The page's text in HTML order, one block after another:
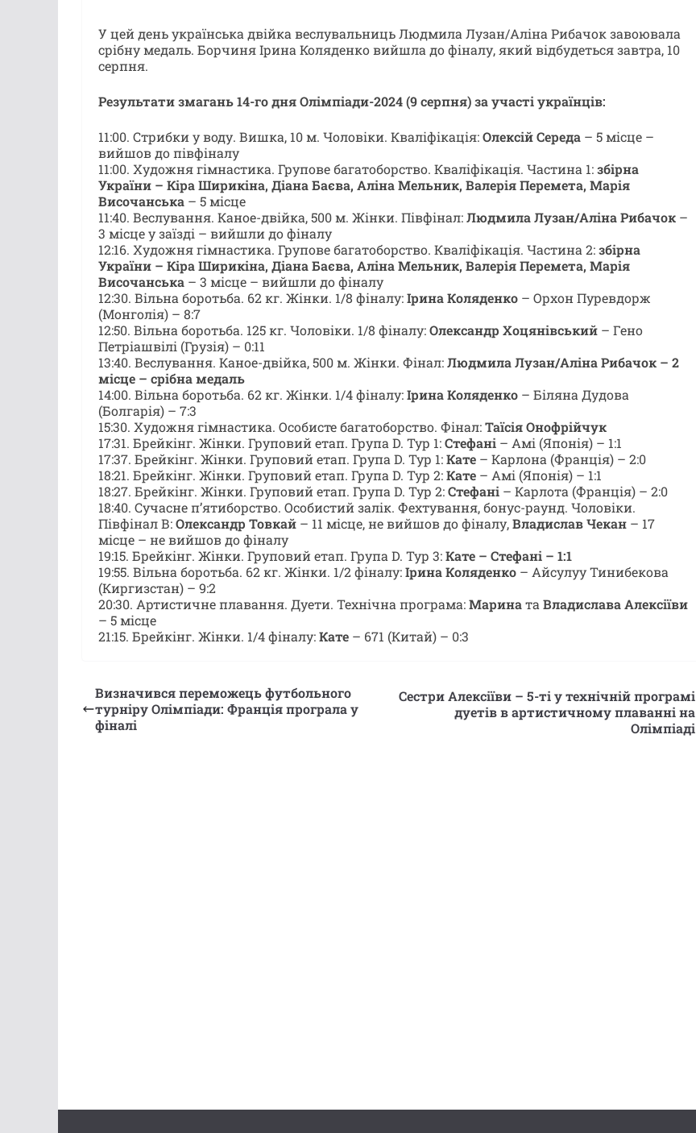
У цей день українська двійка веслувальниць Людмила Лузан/Аліна Рибачок завоювала
срібну медаль. Борчиня Ірина Коляденко вийшла до фіналу, який відбудеться завтра, 10
серпня.
Результати змагань 14-го дня Олімпіади-2024 (9 серпня) за участі українців:
11:00. Стрибки у воду. Вишка, 10 м. Чоловіки. Кваліфікація:Олексій Середа – 5 місце –
вийшов до півфіналу
11:00. Художня гімнастика. Групове багатоборство. Кваліфікація. Частина 1:збірна
України – Кіра Ширикіна, Діана Баєва, Аліна Мельник, Валерія Перемета, Марія
Височанська – 5 місце
11:40. Веслування. Каное-двійка, 500 м. Жінки. Півфінал:Людмила Лузан/Аліна Рибачок –
3 місце у заїзді – вийшли до фіналу
12:16. Художня гімнастика. Групове багатоборство. Кваліфікація. Частина 2:збірна
України – Кіра Ширикіна, Діана Баєва, Аліна Мельник, Валерія Перемета, Марія
Височанська – 3 місце – вийшли до фіналу
12:30. Вільна боротьба. 62 кг. Жінки. 1/8 фіналу:Ірина Коляденко – Орхон Пуревдорж
(Монголія) – 8:7
12:50. Вільна боротьба. 125 кг. Чоловіки. 1/8 фіналу:Олександр Хоцянівський – Гено
Петріашвілі (Грузія) – 0:11
13:40. Веслування. Каное-двійка, 500 м. Жінки. Фінал:Людмила Лузан/Аліна Рибачок – 2
місце – срібна медаль
14:00. Вільна боротьба. 62 кг. Жінки. 1/4 фіналу:Ірина Коляденко – Біляна Дудова
(Болгарія) – 7:3
15:30. Художня гімнастика. Особисте багатоборство. Фінал:Таїсія Онофрійчук
17:31. Брейкінг. Жінки. Груповий етап. Група D. Тур 1:Стефані – Амі (Японія) – 1:1
17:37. Брейкінг. Жінки. Груповий етап. Група D. Тур 1:Кате – Карлона (Франція) – 2:0
18:21. Брейкінг. Жінки. Груповий етап. Група D. Тур 2:Кате – Амі (Японія) – 1:1
18:27. Брейкінг. Жінки. Груповий етап. Група D. Тур 2:Стефані – Карлота (Франція) – 2:0
18:40. Сучасне п’ятиборство. Особистий залік. Фехтування, бонус-раунд. Чоловіки.
Півфінал В:Олександр Товкай – 11 місце, не вийшов до фіналу,Владислав Чекан – 17
місце – не вийшов до фіналу
19:15. Брейкінг. Жінки. Груповий етап. Група D. Тур 3:Кате – Стефані – 1:1
19:55. Вільна боротьба. 62 кг. Жінки. 1/2 фіналу:Ірина Коляденко – Айсулуу Тинибекова
(Киргизстан) – 9:2
20:30. Артистичне плавання. Дуети. Технічна програма:МаринатаВладислава Алексіїви
– 5 місце
21:15. Брейкінг. Жінки. 1/4 фіналу:Кате – 671 (Китай) – 0:3
Визначився переможець футбольного
турніру Олімпіади: Франція програла у
фіналі
Сестри Алексіїви – 5-ті у технічній програмі
дуетів в артистичному плаванні на
Олімпіаді